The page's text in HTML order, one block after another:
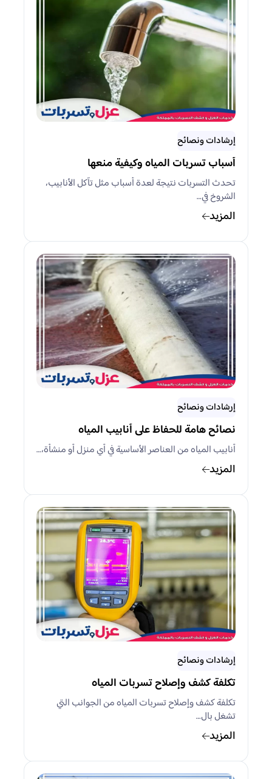
إرشادات ونصائح
أسباب تسربات المياه وكيفية منعها
تحدث التسربات نتيجة لعدة أسباب مثل تآكل الأنابيب،
الشروخ في…
المزيد
إرشادات ونصائح
نصائح هامة للحفاظ على أنابيب المياه
أنابيب المياه من العناصر الأساسية في أي منزل أو منشأة،…
المزيد
إرشادات ونصائح
تكلفة كشف وإصلاح تسربات المياه
تكلفة كشف وإصلاح تسربات المياه من الجوانب التي
تشغل بال…
المزيد